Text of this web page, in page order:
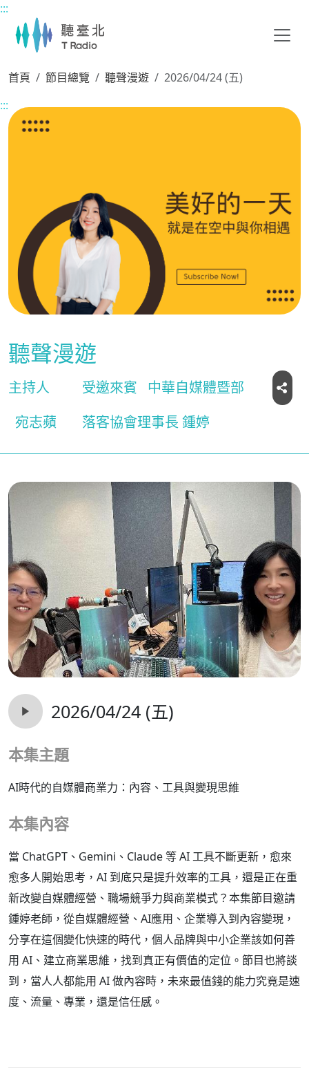
主要內容區塊
:::
首頁 節目總覽 聽聲漫遊
2026/04/24 (五)
:::
聽聲漫遊
主持人
宛志蘋
受邀來賓
中華自媒體暨部
落客協會理事長 鍾婷
2026/04/24 (五)
本集主題
AI時代的自媒體商業力：內容、工具與變現思維
本集內容
當 ChatGPT、Gemini、Claude 等 AI 工具不斷更新，愈來
愈多人開始思考，AI 到底只是提升效率的工具，還是正在重
新改變自媒體經營、職場競爭力與商業模式？本集節目邀請
鍾婷老師，從自媒體經營、AI應用、企業導入到內容變現，
分享在這個變化快速的時代，個人品牌與中小企業該如何善
用 AI、建立商業思維，找到真正有價值的定位。節目也將談
到，當人人都能用 AI 做內容時，未來最值錢的能力究竟是速
度、流量、專業，還是信任感。